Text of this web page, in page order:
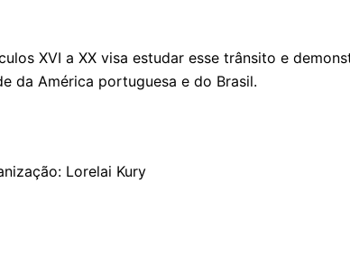
XVI a XX visa estudar esse trânsito e
da América portuguesa e do Brasil.
Lorelai Kury